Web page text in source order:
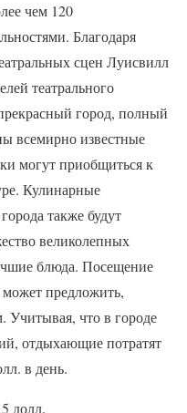
чем 120
Благодаря
сцен Луисвилл
театрального
город, полный
всемирно известные
могут приобщиться к
Кулинарные
также будут
великолепных
блюда. Посещение
предложить,
Учитывая, что в городе
отдыхающие потратят
в день.
долл.